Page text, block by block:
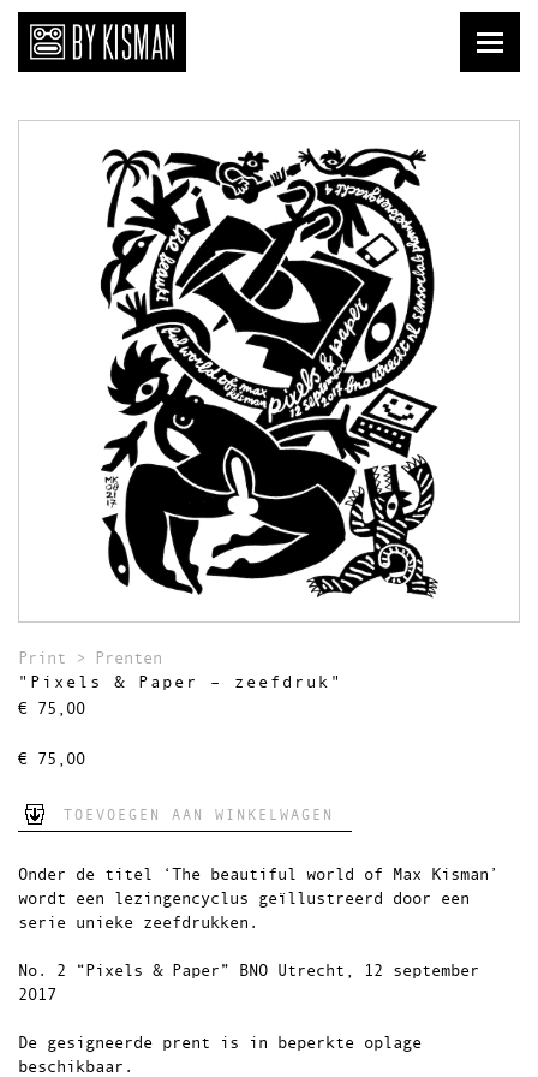
Kopi Kisman
Liefde van nu
Publicaties
Briefkaarten
Keramiek
Textiel
Tafelgoed
Theedoeken
Wandkleden
Print >
Prenten
"Pixels & Paper – zeefdruk"
€ 75,00
€ 75,00
TOEVOEGEN AAN WINKELWAGEN
Onder de titel ‘The beautiful world of Max Kisman’
wordt een lezingencyclus geïllustreerd door een
serie unieke zeefdrukken.
No. 2 “Pixels & Paper” BNO Utrecht, 12 september
2017
De gesigneerde prent is in beperkte oplage
beschikbaar.